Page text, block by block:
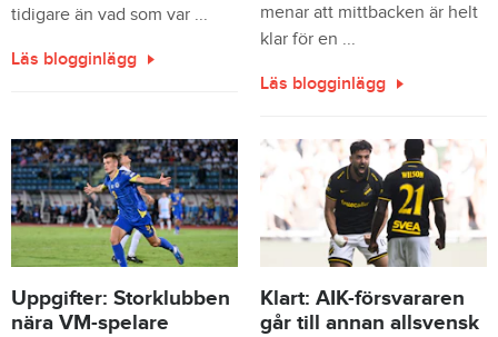
tidigare än vad som var ...
Läs blogginlägg
menar att mittbacken är helt
klar för en ...
Läs blogginlägg
Uppgifter: Storklubben
nära VM-spelare
Klart: AIK-försvararen
går till annan allsvensk